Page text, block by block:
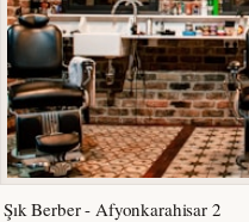
Şık Berber - Afyonkarahisar 2